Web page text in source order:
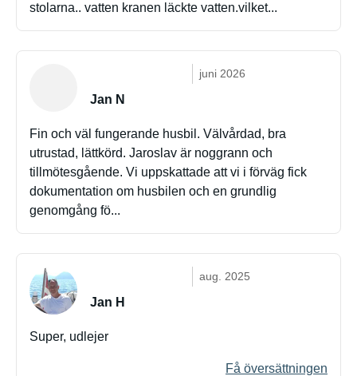
stolarna.. vatten kranen läckte vatten.vilket...
juni 2026
Jan N
Fin och väl fungerande husbil. Välvårdad, bra
utrustad, lättkörd. Jaroslav är noggrann och
tillmötesgående. Vi uppskattade att vi i förväg fick
dokumentation om husbilen och en grundlig
genomgång fö...
aug. 2025
Jan H
Super, udlejer
Få översättningen